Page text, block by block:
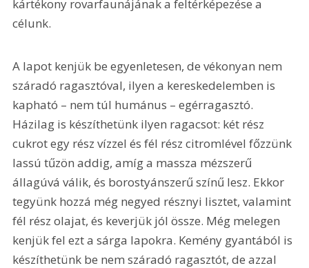
kártékony rovarfaunájának a feltérképezése a
célunk.
A lapot kenjük be egyenletesen, de vékonyan nem
száradó ragasztóval, ilyen a kereskedelemben is
kapható – nem túl humánus – egérragasztó.
Házilag is készíthetünk ilyen ragacsot: két rész
cukrot egy rész vízzel és fél rész citromlével főzzünk
lassú tűzön addig, amíg a massza mézszerű
állagúvá válik, és borostyánszerű színű lesz. Ekkor
tegyünk hozzá még negyed résznyi lisztet, valamint
fél rész olajat, és keverjük jól össze. Még melegen
kenjük fel ezt a sárga lapokra. Kemény gyantából is
készíthetünk be nem száradó ragasztót, de azzal